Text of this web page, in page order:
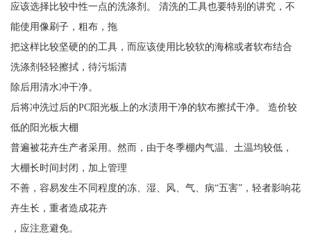
应该选择比较中性一点的洗涤剂。 清洗的工具也要特别的讲究，不
能使用像刷子，粗布，拖
把这样比较坚硬的的工具，而应该使用比较软的海棉或者软布结合
洗涤剂轻轻擦拭，待污垢清
除后用清水冲干净。
后将冲洗过后的PC阳光板上的水渍用干净的软布擦拭干净。 造价较
低的阳光板大棚
普遍被花卉生产者采用。然而，由于冬季棚内气温、土温均较低，
大棚长时间封闭，加上管理
不善，容易发生不同程度的冻、湿、风、气、病“五害”，轻者影响花
卉生长，重者造成花卉
，应注意避免。